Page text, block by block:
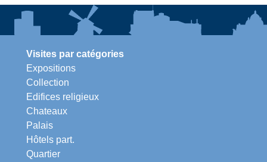
Visites par catégories
Expositions
Collection
Edifices religieux
Chateaux
Palais
Hôtels part.
Quartier